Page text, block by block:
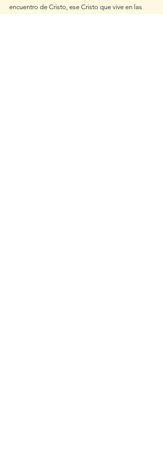
encuentro de Cristo, ese Cristo que vive en las